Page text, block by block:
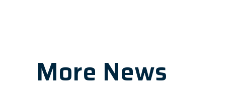
More News